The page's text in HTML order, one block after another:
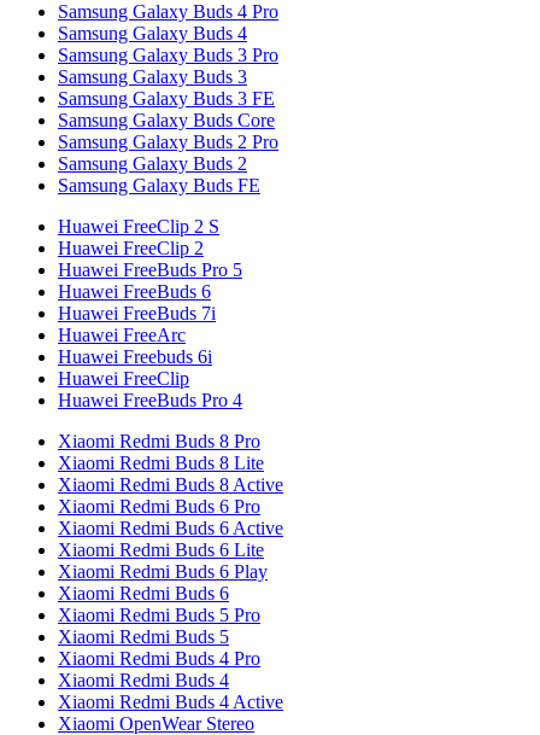
Samsung Galaxy Buds 4 Pro
Samsung Galaxy Buds 4
Samsung Galaxy Buds 3 Pro
Samsung Galaxy Buds 3
Samsung Galaxy Buds 3 FE
Samsung Galaxy Buds Core
Samsung Galaxy Buds 2 Pro
Samsung Galaxy Buds 2
Samsung Galaxy Buds FE
Huawei FreeClip 2 S
Huawei FreeClip 2
Huawei FreeBuds Pro 5
Huawei FreeBuds 6
Huawei FreeBuds 7i
Huawei FreeArc
Huawei Freebuds 6i
Huawei FreeClip
Huawei FreeBuds Pro 4
Xiaomi Redmi Buds 8 Pro
Xiaomi Redmi Buds 8 Lite
Xiaomi Redmi Buds 8 Active
Xiaomi Redmi Buds 6 Pro
Xiaomi Redmi Buds 6 Active
Xiaomi Redmi Buds 6 Lite
Xiaomi Redmi Buds 6 Play
Xiaomi Redmi Buds 6
Xiaomi Redmi Buds 5 Pro
Xiaomi Redmi Buds 5
Xiaomi Redmi Buds 4 Pro
Xiaomi Redmi Buds 4
Xiaomi Redmi Buds 4 Active
Xiaomi OpenWear Stereo